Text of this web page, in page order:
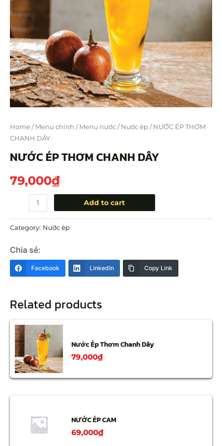
Home / Menu chính / Menu nước / Nước ép / NƯỚC ÉP THƠM
CHANH DÂY
NƯỚC ÉP THƠM CHANH DÂY
79,000₫
Add to cart
Category: Nước ép
Chia sẻ:
Facebook LinkedIn Copy Link
Related products
Nước Ép Thơm Chanh Dây
79,000₫
NƯỚC ÉP CAM
69,000₫